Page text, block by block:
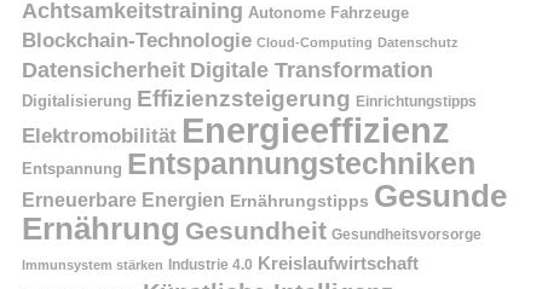
Achtsamkeitstraining Autonome Fahrzeuge
Blockchain-Technologie Cloud-Computing Datenschutz
Datensicherheit Digitale Transformation
Digitalisierung Effizienzsteigerung Einrichtungstipps
Elektromobilität Energieeffizienz
Entspannung Entspannungstechniken
Erneuerbare Energien Ernährungstipps Gesunde
Ernährung Gesundheit Gesundheitsvorsorge
Immunsystem stärken Industrie 4.0 Kreislaufwirtschaft